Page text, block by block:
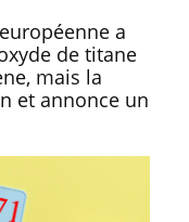
a
de titane
mais la
et annonce un